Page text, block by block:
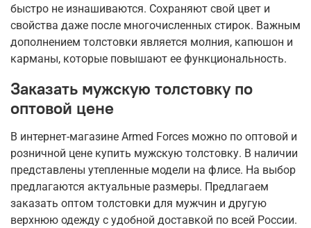
быстро не изнашиваются. Сохраняют свой цвет и
свойства даже после многочисленных стирок. Важным
дополнением толстовки является молния, капюшон и
карманы, которые повышают ее функциональность.
Заказать мужскую толстовку по
оптовой цене
В интернет-магазине Armed Forces можно по оптовой и
розничной цене купить мужскую толстовку. В наличии
представлены утепленные модели на флисе. На выбор
предлагаются актуальные размеры. Предлагаем
заказать оптом толстовки для мужчин и другую
верхнюю одежду с удобной доставкой по всей России.